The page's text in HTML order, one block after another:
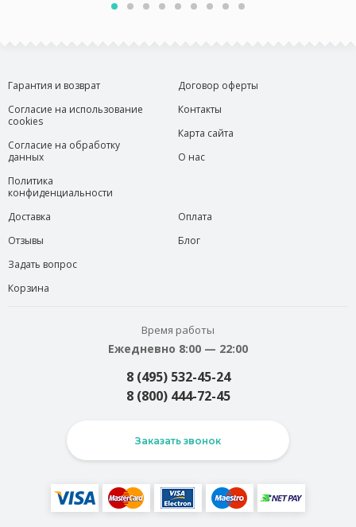
Гарантия и возврат
Согласие на использование
cookies
Согласие на обработку
данных
Политика
конфиденциальности
Договор оферты
Контакты
Карта сайта
О нас
Доставка
Отзывы
Задать вопрос
Корзина
Оплата
Блог
Время работы
Ежедневно 8:00 — 22:00
8 (495) 532-45-24
8 (800) 444-72-45
Заказать звонок